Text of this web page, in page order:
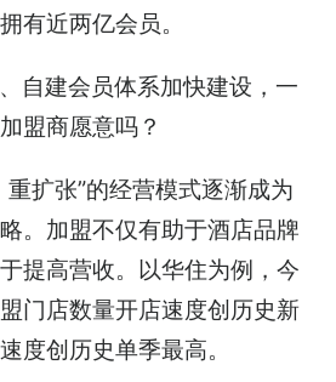
有近两亿会员。
自建会员体系加快建设，一
盟商愿意吗？
扩张”的经营模式逐渐成为
。加盟不仅有助于酒店品牌
提高营收。以华住为例，今
门店数量开店速度创历史新
度创历史单季最高。